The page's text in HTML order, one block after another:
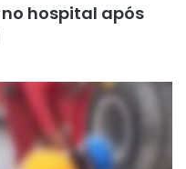
hospital após